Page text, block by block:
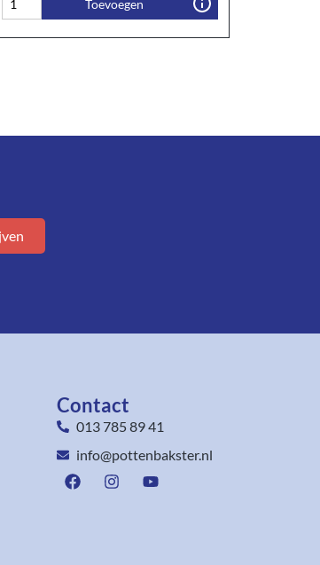
Toevoegen
Contact
013 785 89 41
info@pottenbakster.nl